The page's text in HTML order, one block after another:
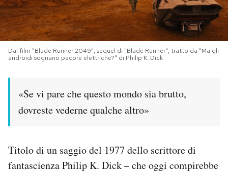
PODCAST
NEWSLETTER
CALENDARIO
Dal film "Blade Runner 2049", sequel di "Blade Runner", tratto da "Ma gli
androidi sognano pecore elettriche?" di Philip K. Dick
«Se vi pare che questo mondo sia brutto,
dovreste vederne qualche altro»
Titolo di un saggio del 1977 dello scrittore di
fantascienza Philip K. Dick – che oggi compirebbe